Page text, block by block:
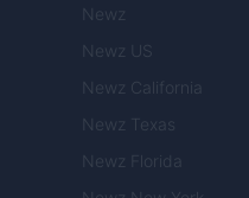
Newz
Newz US
Newz California
Newz Texas
Newz Florida